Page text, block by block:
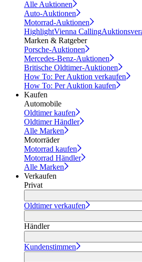
Alle Auktionen
Auto-Auktionen
Motorrad-Auktionen
HighlightVienna Calling
Marken & Ratgeber
Porsche-Auktionen
Mercedes-Benz-Auktionen
Britische Oldtimer-Auktionen
How To: Per Auktion verkaufen
How To: Per Auktion kaufen
Kaufen
Automobile
Oldtimer kaufen
Oldtimer Händler
Alle Marken
Motorräder
Motorrad kaufen
Motorrad Händler
Alle Marken
Verkaufen
Privat
Oldtimer verkaufen
Händler
Kundenstimmen